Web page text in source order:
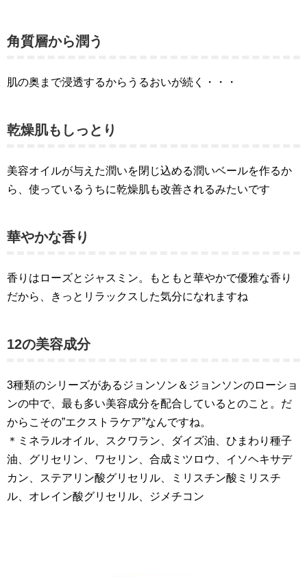
角質層から潤う
肌の奥まで浸透するからうるおいが続く・・・
乾燥肌もしっとり
美容オイルが与えた潤いを閉じ込める潤いベールを作るか
ら、使っているうちに乾燥肌も改善されるみたいです
華やかな香り
香りはローズとジャスミン。もともと華やかで優雅な香り
だから、きっとリラックスした気分になれますね
12の美容成分
3種類のシリーズがあるジョンソン＆ジョンソンのローショ
ンの中で、最も多い美容成分を配合しているとのこと。だ
からこその”エクストラケア”なんですね。
＊ミネラルオイル、スクワラン、ダイズ油、ひまわり種子
油、グリセリン、ワセリン、合成ミツロウ、イソヘキサデ
カン、ステアリン酸グリセリル、ミリスチン酸ミリスチ
ル、オレイン酸グリセリル、ジメチコン